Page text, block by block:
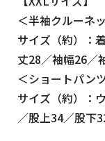
＜半袖クルーネ
サイズ（約）：
丈28／袖幅26／
＜ショートパン
サイズ（約）：
／股上34／股下